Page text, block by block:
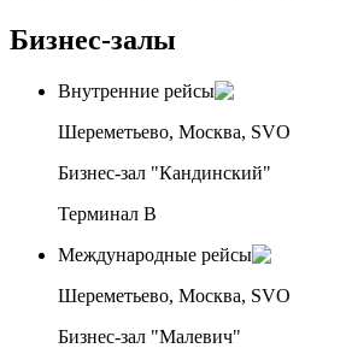
Бизнес-залы
Внутренние рейсы
Шереметьево, Москва, SVO
Бизнес-зал "Кандинский"
Терминал B
Международные рейсы
Шереметьево, Москва, SVO
Бизнес-зал "Малевич"